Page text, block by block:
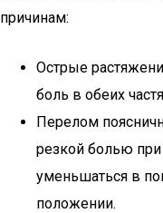
причинам:
Острые
боль в обеих
Перелом
резкой болью
уменьшаться в
положении.